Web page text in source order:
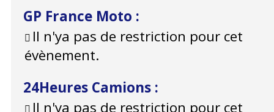
GP France Moto :
Il n'ya pas de restriction pour cet
évènement.
24Heures Camions :
Il n'ya pas de restriction pour cet